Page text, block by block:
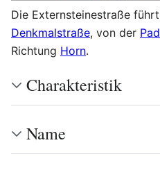
Die Externsteinestraße
Denkmalstraße, von der
Richtung Horn.
Charakteristik
Name